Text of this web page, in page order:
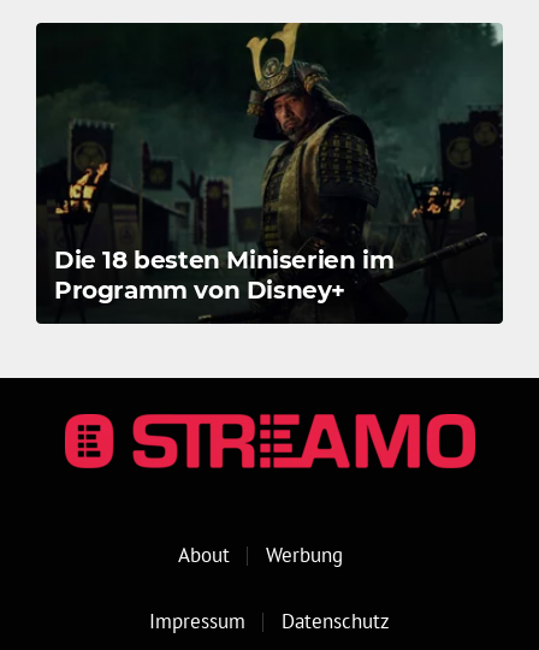
Die 18 besten Miniserien im
Programm von Disney+
About Werbung
Impressum Datenschutz